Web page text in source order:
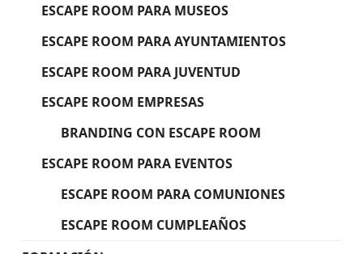
ESCAPE ROOM PARA MUSEOS
ESCAPE ROOM PARA AYUNTAMIENTOS
ESCAPE ROOM PARA JUVENTUD
ESCAPE ROOM EMPRESAS
BRANDING CON ESCAPE ROOM
ESCAPE ROOM PARA EVENTOS
ESCAPE ROOM PARA COMUNIONES
ESCAPE ROOM CUMPLEAÑOS